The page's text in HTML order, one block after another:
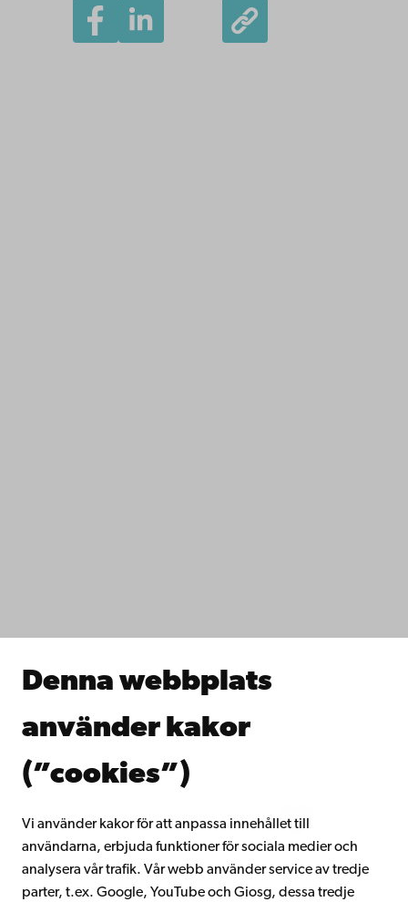
Denna webbplats
använder kakor
(”cookies”)
Vi använder kakor för att anpassa innehållet till
användarna, erbjuda funktioner för sociala medier och
analysera vår trafik. Vår webb använder service av tredje
parter, t.ex. Google, YouTube och Giosg, dessa tredje
Samarbeta med oss
Kontinuerligt lärande
Gå med i Åbo Akademis alumnnätverk
Intranätet
Facebook InstagramYouTube LinkedIn Blog Snapchat